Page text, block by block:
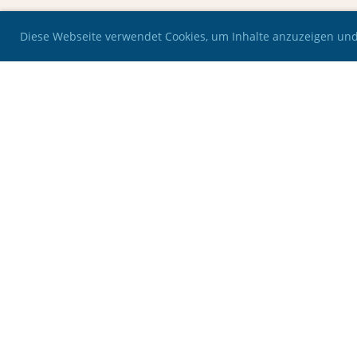
Diese Webseite verwendet Cookies, um Inhalte anzuzeigen